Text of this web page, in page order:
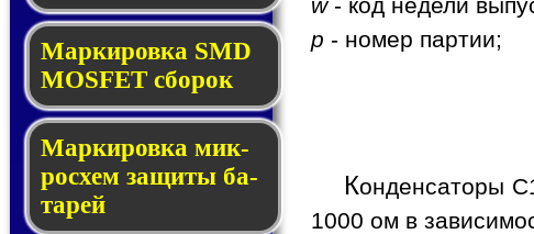
Мар­ки­ров­ка SMD
MOSFET сбо­рок
Мар­ки­ров­ка мик­
ро­схем за­щи­ты ба­
та­рей
p - номер партии;
Конденсаторы
1000 ом в